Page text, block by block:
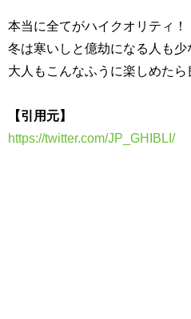
本当に全てがハイクオリティ！
冬は寒いしと億劫になる人も
大人もこんなふうに楽しめたら
【引用元】
https://twitter.com/JP_GHIBLI/